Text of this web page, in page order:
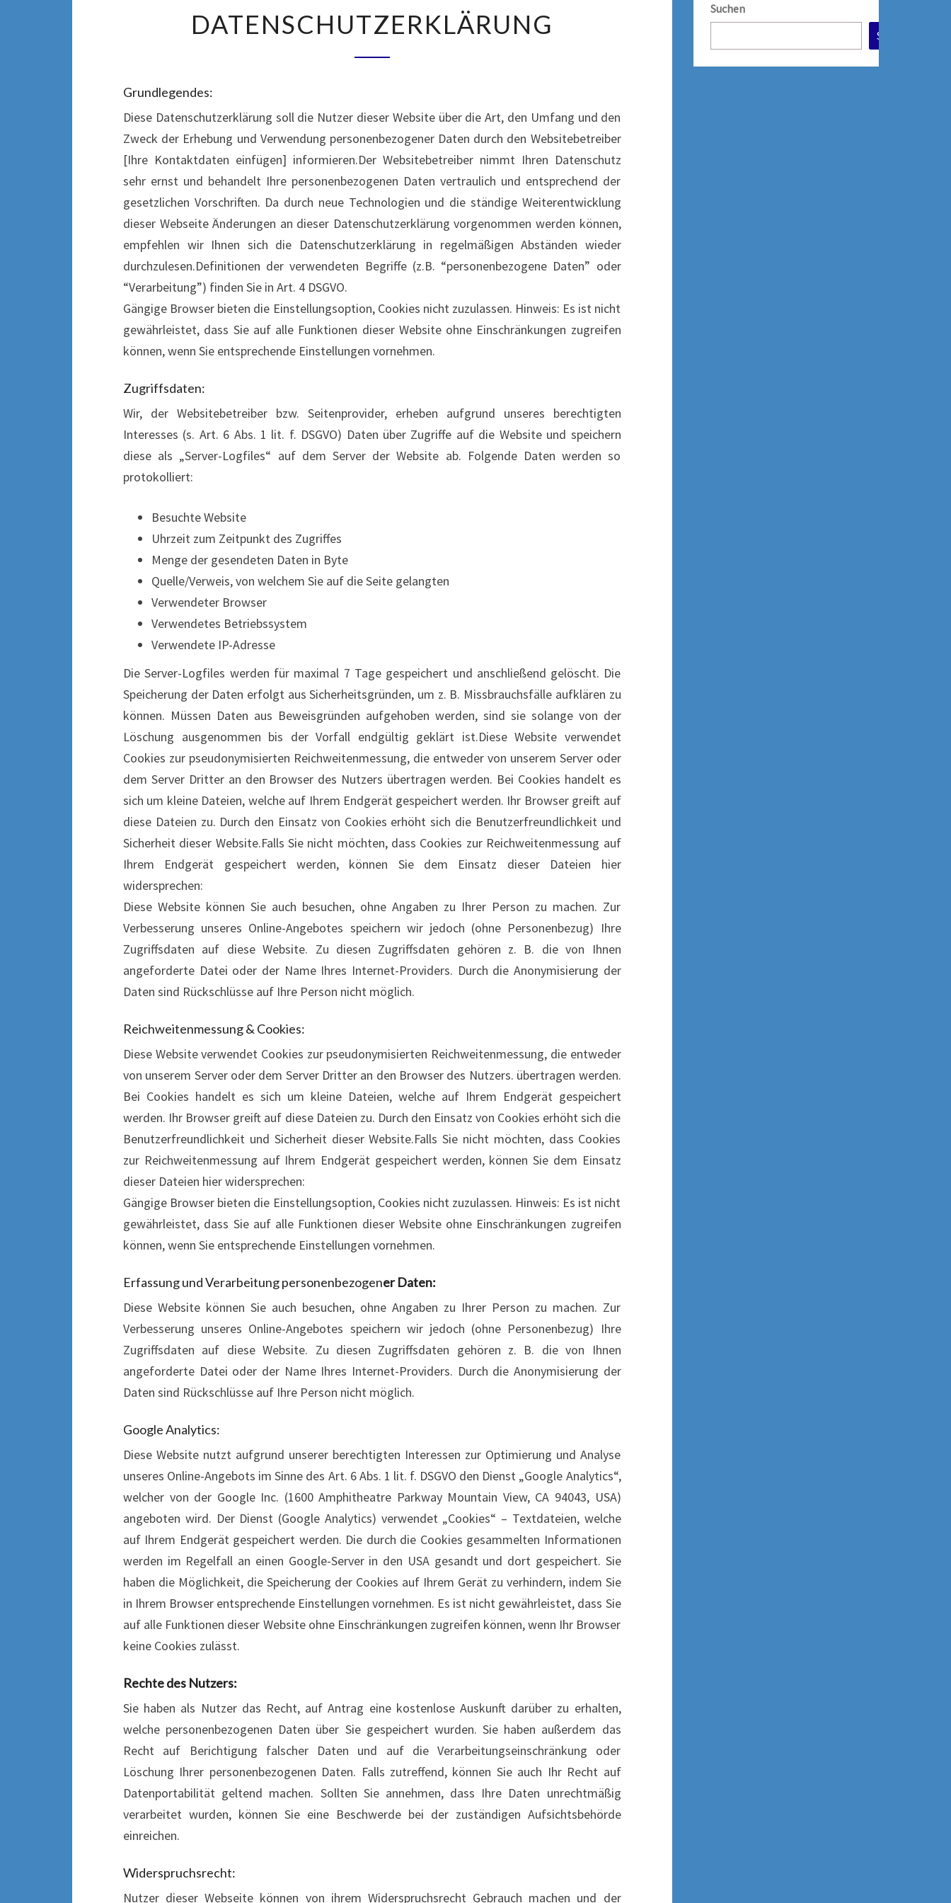
DATENSCHUTZERKLÄRUNG
Grundlegendes:
Diese Datenschutzerklärung soll die Nutzer dieser Website über die Art, den Umfang und den
Zweck der Erhebung und Verwendung personenbezogener Daten durch den Websitebetreiber
[Ihre Kontaktdaten einfügen] informieren.Der Websitebetreiber nimmt Ihren Datenschutz
sehr ernst und behandelt Ihre personenbezogenen Daten vertraulich und entsprechend der
gesetzlichen Vorschriften. Da durch neue Technologien und die ständige Weiterentwicklung
dieser Webseite Änderungen an dieser Datenschutzerklärung vorgenommen werden können,
empfehlen wir Ihnen sich die Datenschutzerklärung in regelmäßigen Abständen wieder
durchzulesen.Definitionen der verwendeten Begriffe (z.B. “personenbezogene Daten” oder
“Verarbeitung”) finden Sie in Art. 4 DSGVO.
Gängige Browser bieten die Einstellungsoption, Cookies nicht zuzulassen. Hinweis: Es ist nicht
gewährleistet, dass Sie auf alle Funktionen dieser Website ohne Einschränkungen zugreifen
können, wenn Sie entsprechende Einstellungen vornehmen.
Zugriffsdaten:
Wir, der Websitebetreiber bzw. Seitenprovider, erheben aufgrund unseres berechtigten
Interesses (s. Art. 6 Abs. 1 lit. f. DSGVO) Daten über Zugriffe auf die Website und speichern
diese als „Server-Logfiles“ auf dem Server der Website ab. Folgende Daten werden so
protokolliert:
Besuchte Website
Uhrzeit zum Zeitpunkt des Zugriffes
Menge der gesendeten Daten in Byte
Quelle/Verweis, von welchem Sie auf die Seite gelangten
Verwendeter Browser
Verwendetes Betriebssystem
Verwendete IP-Adresse
Die Server-Logfiles werden für maximal 7 Tage gespeichert und anschließend gelöscht. Die
Speicherung der Daten erfolgt aus Sicherheitsgründen, um z. B. Missbrauchsfälle aufklären zu
können. Müssen Daten aus Beweisgründen aufgehoben werden, sind sie solange von der
Löschung ausgenommen bis der Vorfall endgültig geklärt ist.Diese Website verwendet
Cookies zur pseudonymisierten Reichweitenmessung, die entweder von unserem Server oder
dem Server Dritter an den Browser des Nutzers übertragen werden. Bei Cookies handelt es
sich um kleine Dateien, welche auf Ihrem Endgerät gespeichert werden. Ihr Browser greift auf
diese Dateien zu. Durch den Einsatz von Cookies erhöht sich die Benutzerfreundlichkeit und
Sicherheit dieser Website.Falls Sie nicht möchten, dass Cookies zur Reichweitenmessung auf
Ihrem Endgerät gespeichert werden, können Sie dem Einsatz dieser Dateien hier
widersprechen:
Diese Website können Sie auch besuchen, ohne Angaben zu Ihrer Person zu machen. Zur
Verbesserung unseres Online-Angebotes speichern wir jedoch (ohne Personenbezug) Ihre
Zugriffsdaten auf diese Website. Zu diesen Zugriffsdaten gehören z. B. die von Ihnen
angeforderte Datei oder der Name Ihres Internet-Providers. Durch die Anonymisierung der
Daten sind Rückschlüsse auf Ihre Person nicht möglich.
Reichweitenmessung & Cookies:
Diese Website verwendet Cookies zur pseudonymisierten Reichweitenmessung, die entweder
von unserem Server oder dem Server Dritter an den Browser des Nutzers. übertragen werden.
Bei Cookies handelt es sich um kleine Dateien, welche auf Ihrem Endgerät gespeichert
werden. Ihr Browser greift auf diese Dateien zu. Durch den Einsatz von Cookies erhöht sich die
Benutzerfreundlichkeit und Sicherheit dieser Website.Falls Sie nicht möchten, dass Cookies
zur Reichweitenmessung auf Ihrem Endgerät gespeichert werden, können Sie dem Einsatz
dieser Dateien hier widersprechen:
Gängige Browser bieten die Einstellungsoption, Cookies nicht zuzulassen. Hinweis: Es ist nicht
gewährleistet, dass Sie auf alle Funktionen dieser Website ohne Einschränkungen zugreifen
können, wenn Sie entsprechende Einstellungen vornehmen.
Erfassung und Verarbeitung personenbezogener Daten:
Diese Website können Sie auch besuchen, ohne Angaben zu Ihrer Person zu machen. Zur
Verbesserung unseres Online-Angebotes speichern wir jedoch (ohne Personenbezug) Ihre
Zugriffsdaten auf diese Website. Zu diesen Zugriffsdaten gehören z. B. die von Ihnen
angeforderte Datei oder der Name Ihres Internet-Providers. Durch die Anonymisierung der
Daten sind Rückschlüsse auf Ihre Person nicht möglich.
Google Analytics:
Diese Website nutzt aufgrund unserer berechtigten Interessen zur Optimierung und Analyse
unseres Online-Angebots im Sinne des Art. 6 Abs. 1 lit. f. DSGVO den Dienst „Google Analytics“,
welcher von der Google Inc. (1600 Amphitheatre Parkway Mountain View, CA 94043, USA)
angeboten wird. Der Dienst (Google Analytics) verwendet „Cookies“ – Textdateien, welche
auf Ihrem Endgerät gespeichert werden. Die durch die Cookies gesammelten Informationen
werden im Regelfall an einen Google-Server in den USA gesandt und dort gespeichert. Sie
haben die Möglichkeit, die Speicherung der Cookies auf Ihrem Gerät zu verhindern, indem Sie
in Ihrem Browser entsprechende Einstellungen vornehmen. Es ist nicht gewährleistet, dass Sie
auf alle Funktionen dieser Website ohne Einschränkungen zugreifen können, wenn Ihr Browser
keine Cookies zulässt.
Rechte des Nutzers:
Sie haben als Nutzer das Recht, auf Antrag eine kostenlose Auskunft darüber zu erhalten,
welche personenbezogenen Daten über Sie gespeichert wurden. Sie haben außerdem das
Recht auf Berichtigung falscher Daten und auf die Verarbeitungseinschränkung oder
Löschung Ihrer personenbezogenen Daten. Falls zutreffend, können Sie auch Ihr Recht auf
Datenportabilität geltend machen. Sollten Sie annehmen, dass Ihre Daten unrechtmäßig
verarbeitet wurden, können Sie eine Beschwerde bei der zuständigen Aufsichtsbehörde
einreichen.
Widerspruchsrecht:
Nutzer dieser Webseite können von ihrem Widerspruchsrecht Gebrauch machen und der
Suchen
Suchen